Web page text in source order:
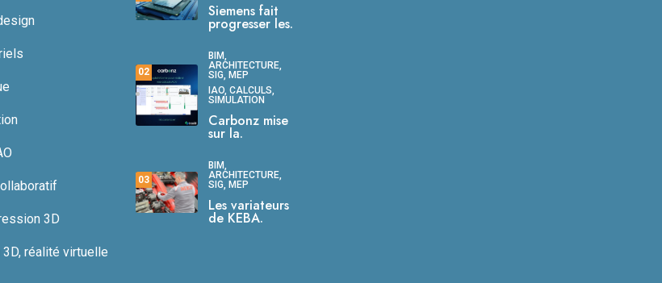
3D
réalité virtuelle
Siemens fait
progresser les.
02
BIM,
ARCHITECTURE,
SIG, MEP
IAO, CALCULS,
SIMULATION
Carbonz mise
sur la.
03
BIM,
ARCHITECTURE,
SIG, MEP
Les variateurs
de KEBA.